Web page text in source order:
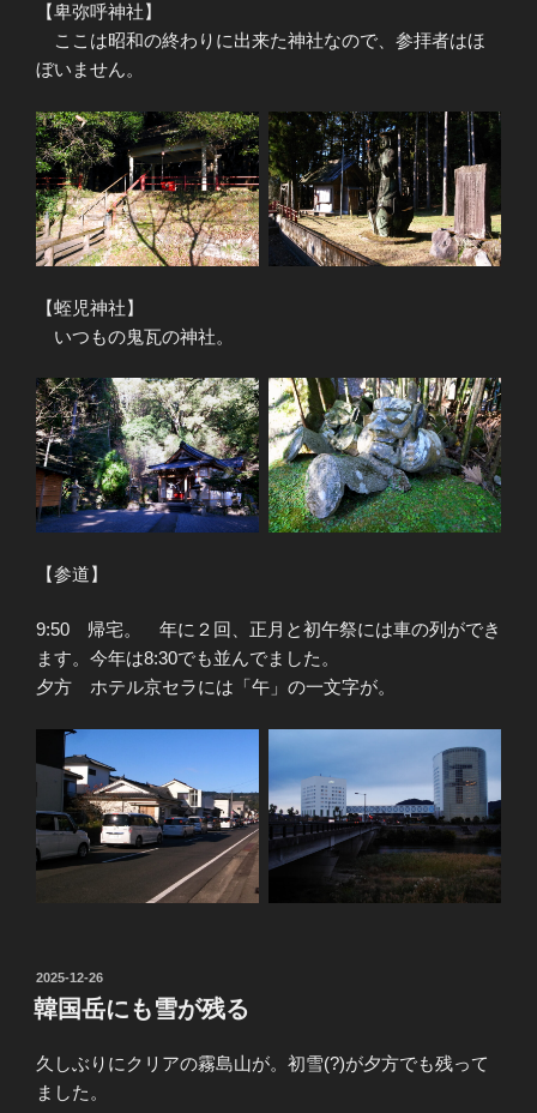
【卑弥呼神社】
ここは昭和の終わりに出来た神社なので、参拝者はほ
ぼいません。
【蛭児神社】
いつもの鬼瓦の神社。
【参道】
9:50 帰宅。 年に２回、正月と初午祭には車の列ができ
ます。今年は8:30でも並んでました。
夕方 ホテル京セラには「午」の一文字が。
投
稿
日:
2025-12-26
韓国岳にも雪が残る
久しぶりにクリアの霧島山が。初雪(?)が夕方でも残って
ました。